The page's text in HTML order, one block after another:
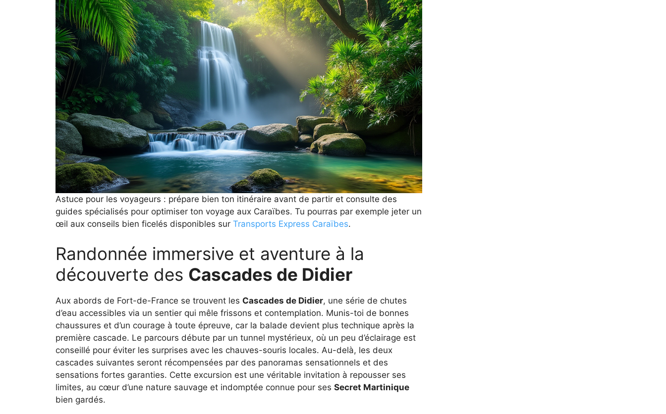
Astuce pour les voyageurs : prépare bien ton itinéraire avant de partir et consulte des
guides spécialisés pour optimiser ton voyage aux Caraïbes. Tu pourras par exemple jeter un
œil aux conseils bien ficelés disponibles sur Transports Express Caraïbes.
Randonnée immersive et aventure à la
découverte des Cascades de Didier
Aux abords de Fort-de-France se trouvent les Cascades de Didier, une série de chutes
d’eau accessibles via un sentier qui mêle frissons et contemplation. Munis-toi de bonnes
chaussures et d’un courage à toute épreuve, car la balade devient plus technique après la
première cascade. Le parcours débute par un tunnel mystérieux, où un peu d’éclairage est
conseillé pour éviter les surprises avec les chauves-souris locales. Au-delà, les deux
cascades suivantes seront récompensées par des panoramas sensationnels et des
sensations fortes garanties. Cette excursion est une véritable invitation à repousser ses
limites, au cœur d’une nature sauvage et indomptée connue pour ses Secret Martinique
bien gardés.